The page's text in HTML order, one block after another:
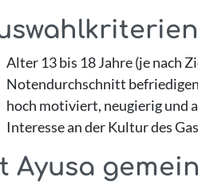
Alter 13 bis 18 Jahre (je nach
Notendurchschnitt
hoch motiviert, neugierig und
Interesse an der Kultur des
Ayusa